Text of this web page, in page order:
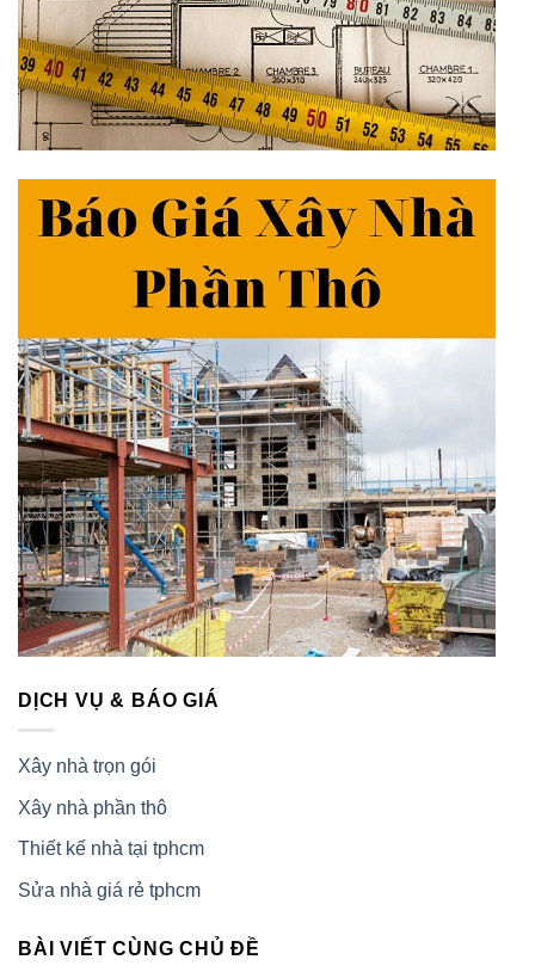
DỊCH VỤ & BÁO GIÁ
Xây nhà trọn gói
Xây nhà phần thô
Thiết kế nhà tại tphcm
Sửa nhà giá rẻ tphcm
BÀI VIẾT CÙNG CHỦ ĐỀ